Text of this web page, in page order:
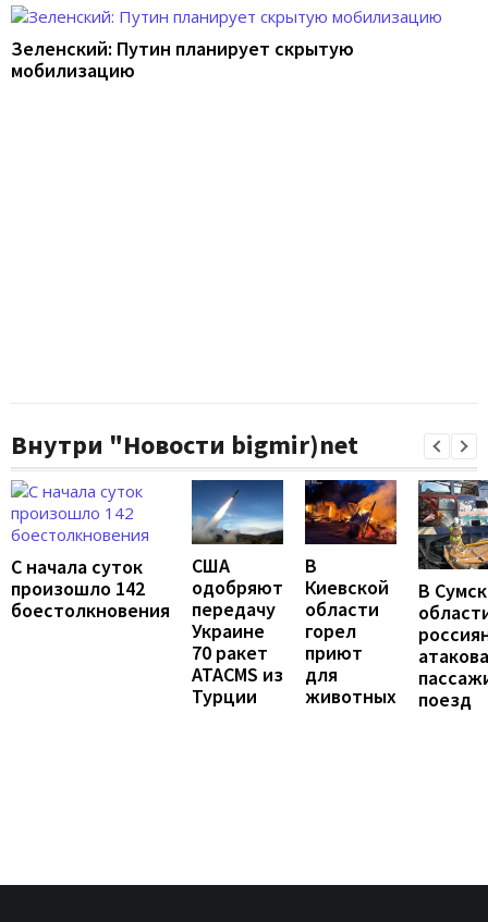
Зеленский: Путин планирует скрытую
мобилизацию
Внутри "Новости bigmir)net
С начала суток
произошло 142
боестолкновения
США
одобряют
передачу
Украине
70 ракет
ATACMS из
Турции
В
Киевской
области
горел
приют
для
животных
В
поезд